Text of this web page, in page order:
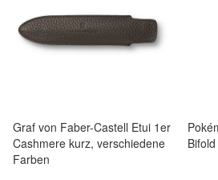
Graf von Faber-Castell Etui 1er
Cashmere kurz, verschiedene
Farben